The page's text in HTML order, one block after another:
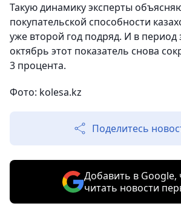
Такую динамику эксперты
покупательской способности
уже второй год подряд. И в период
октябрь этот показатель снова
3 процента.
Фото: kolesa.kz
Поделитесь
Добавить в Google,
читать новости